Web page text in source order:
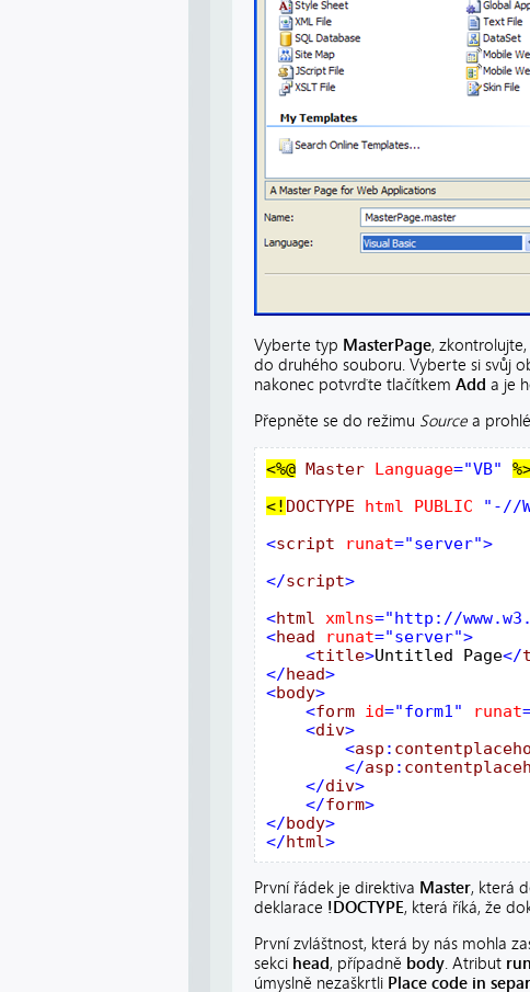
Vyberte typ MasterPage, zkontrolujte,
do druhého souboru. Vyberte si svůj
nakonec potvrďte tlačítkem Add a je
Přepněte se do režimu Source a
<%@ Master Language="VB"
<! DOCTYPE html PUBLIC "-//
<script runat="server">
</script>
<html xmlns="http://
<head runat
<title>Untitled Page</
</head>
<body
<form id="form1" runat
<div
<asp :
</asp :
</div
</form>
</body>
</html>
První řádek je direktiva Master, která
deklarace !DOCTYPE, která říká, že
První zvláštnost, která by nás mohla
sekci head, případně body. Atribut
úmyslně nezaškrtli Place code in